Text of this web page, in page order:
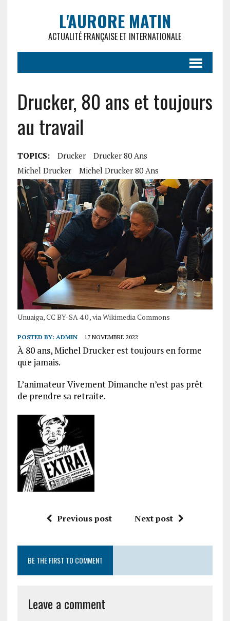
L'AURORE MATIN
ACTUALITÉ FRANÇAISE ET INTERNATIONALE
Drucker, 80 ans et toujours
au travail
TOPICS: Drucker
Drucker 80 Ans
Michel Drucker
Michel Drucker 80 Ans
Unuaiga, CC BY-SA 4.0 , via Wikimedia Commons
POSTED BY: ADMIN 17 NOVEMBRE 2022
À 80 ans, Michel Drucker est toujours en forme
que jamais.
L’animateur Vivement Dimanche n’est pas prêt
de prendre sa retraite.
Previous post Next post
BE THE FIRST TO COMMENT
Leave a comment